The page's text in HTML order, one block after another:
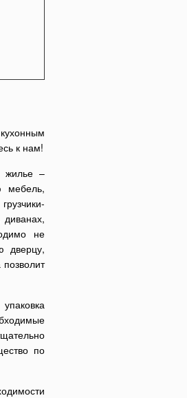
к нам!
жилье –
мебель,
не
дверцу,
по